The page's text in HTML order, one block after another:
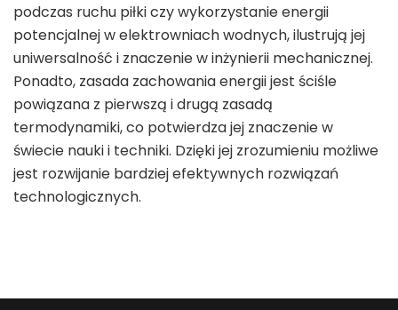
podczas ruchu piłki czy wykorzystanie energii
potencjalnej w elektrowniach wodnych, ilustrują jej
uniwersalność i znaczenie w inżynierii mechanicznej.
Ponadto, zasada zachowania energii jest ściśle
powiązana z pierwszą i drugą zasadą
termodynamiki, co potwierdza jej znaczenie w
świecie nauki i techniki. Dzięki jej zrozumieniu możliwe
jest rozwijanie bardziej efektywnych rozwiązań
technologicznych.